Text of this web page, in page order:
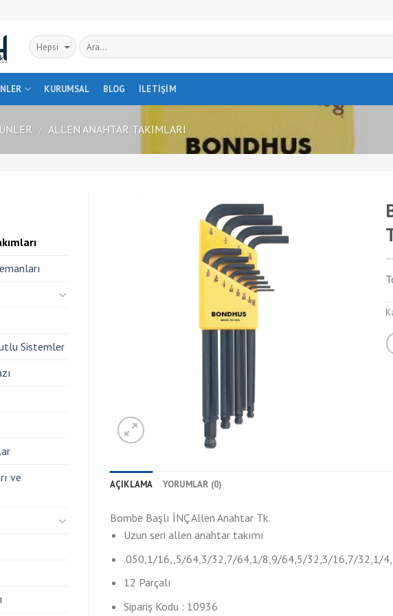
KURUMSAL BLOG İLETIŞIM
/ ALLEN ANAHTAR TAKIMLARI
AÇIKLAMA YORUMLAR (0)
Bombe Başlı İNÇ Allen Anahtar Tk.
Uzun seri allen anahtar takımı
.050,1/16,,5/64,3/32,7/64,1/8,9/64,5/32,3/16,7/32,1/
12 Parçalı
Sipariş Kodu : 10936
Sistemler
ve